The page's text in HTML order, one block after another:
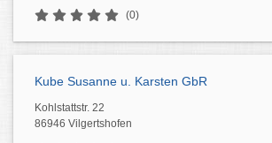
(0)
Kube Susanne u. Karsten GbR
Kohlstattstr. 22
86946 Vilgertshofen